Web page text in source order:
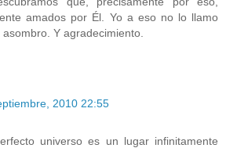
amados por Él. Yo a eso no lo llamo
Y agradecimiento.
2010 22:55
universo es un lugar infinitamente